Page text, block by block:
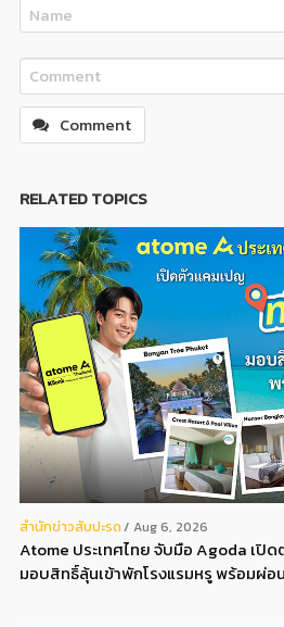
Comment
RELATED TOPICS
สํานักข่าวสับปะรด Aug 6, 2026
Atome ประเทศไทย จับมือ Agoda เปิ
มอบสิทธิ์ลุ้นเข้าพักโรงแรมหรู พร้อมผ่อ